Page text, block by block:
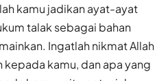
kamu jadikan ayat-ayat
talak sebagai bahan
Ingatlah nikmat Allah
kepada kamu, dan apa yang